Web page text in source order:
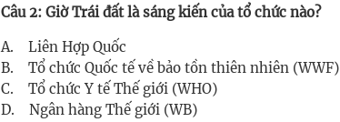
Câu 2: Giờ Trái đất là sáng kiến của tổ chức nào?
A. Liên Hợp Quốc
B. Tổ chức Quốc tế về bảo tồn thiên nhiên (WWF)
C. Tổ chức Y tế Thế giới (WHO)
D. Ngân hàng Thế giới (WB)